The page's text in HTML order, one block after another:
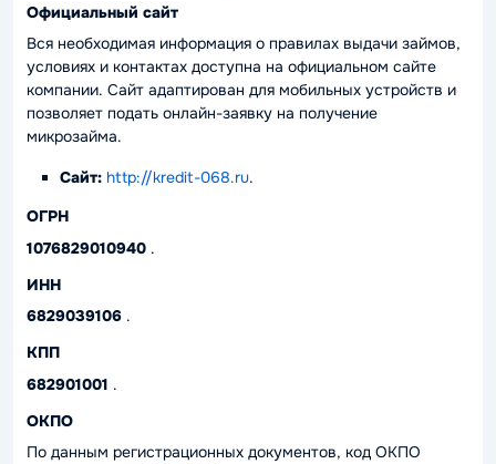
Официальный сайт
Вся необходимая информация о правилах выдачи займов,
условиях и контактах доступна на официальном сайте
компании. Сайт адаптирован для мобильных устройств и
позволяет подать онлайн-заявку на получение
микрозайма.
Сайт: http://kredit-068.ru.
ОГРН
1076829010940 .
ИНН
6829039106 .
КПП
682901001 .
ОКПО
По данным регистрационных документов, код ОКПО